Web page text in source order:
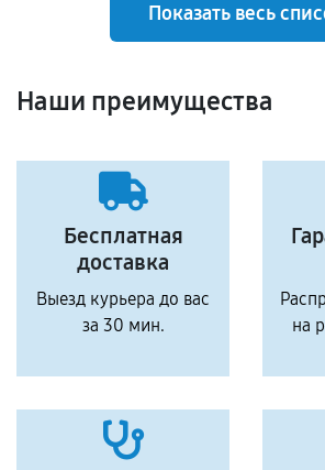
Показать весь
Наши преимущества
Бесплатная
доставка
Выезд курьера до вас
за 30 мин.
на